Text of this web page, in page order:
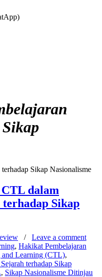
Sikap Nasionalisme
dalam
Sikap
/ Leave a comment
, Hakikat Pembelajaran
and Learning (CTL),
terhadap Sikap
, Sikap Nasionalisme Ditinjau